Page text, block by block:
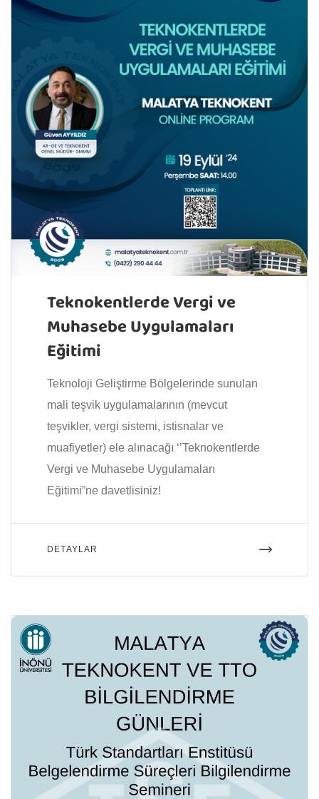
Teknokentlerde Vergi ve
Muhasebe Uygulamaları
Eğitimi
Teknoloji Geliştirme Bölgelerinde sunulan
mali teşvik uygulamalarının (mevcut
teşvikler, vergi sistemi, istisnalar ve
muafiyetler) ele alınacağı ‘’Teknokentlerde
Vergi ve Muhasebe Uygulamaları
Eğitimi”ne davetlisiniz!
DETAYLAR